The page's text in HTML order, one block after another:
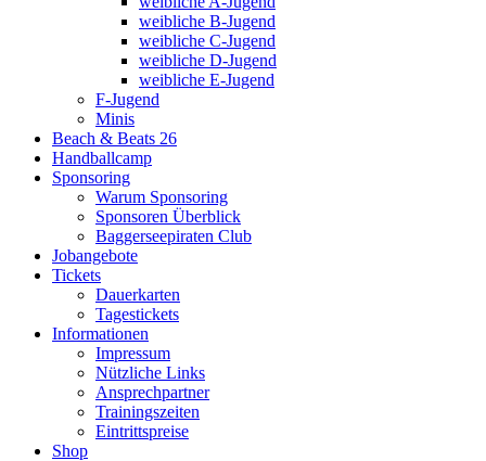
weibliche B-Jugend
weibliche C-Jugend
weibliche D-Jugend
weibliche E-Jugend
F-Jugend
Minis
Beach & Beats 26
Handballcamp
Sponsoring
Warum Sponsoring
Sponsoren Überblick
Baggerseepiraten Club
Jobangebote
Tickets
Dauerkarten
Tagestickets
Informationen
Impressum
Nützliche Links
Ansprechpartner
Trainingszeiten
Eintrittspreise
Shop